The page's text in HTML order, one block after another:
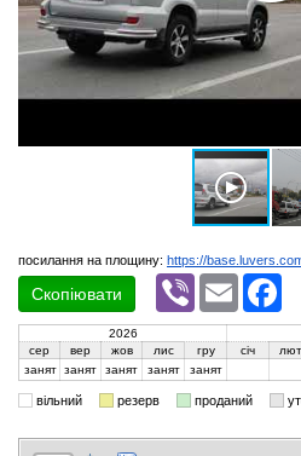
посилання на площину: https://
Скопіювати
Viber Email
2026
сер
вер жов лис гру січ лют
занят занят занят занят занят
вільний резерв проданий